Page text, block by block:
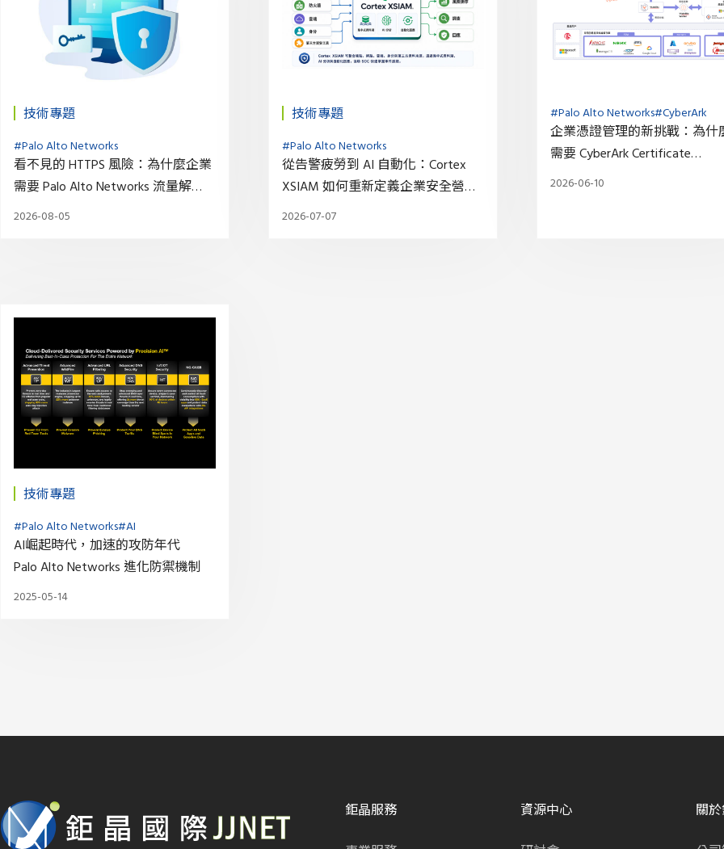
技術專題
#Palo Alto Networks
看不見的 HTTPS 風險：為什麼企業
需要 Palo Alto Networks 流量解
密？
2026-08-05
技術專題
#Palo Alto Networks
從告警疲勞到 AI 自動化：Cortex
XSIAM 如何重新定義企業安全營運
中心
2026-07-07
#Palo Alto Networks#CyberArk
企業憑證管理的新挑戰：為什
需要 CyberArk Certificate
Manager？
2026-06-10
技術專題
#Palo Alto Networks#AI
AI崛起時代，加速的攻防年代
Palo Alto Networks 進化防禦機制
2025-05-14
鉅晶服務
資源中心
關